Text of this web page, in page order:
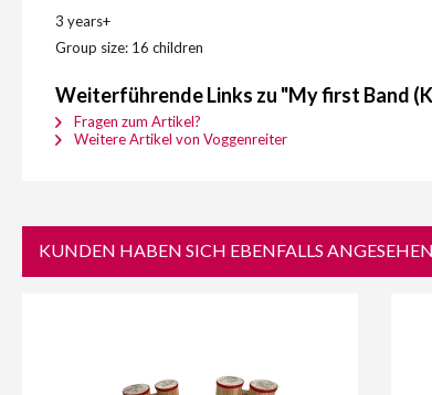
3 years+
Group size: 16 children
Weiterführende Links zu "My first Band
Fragen zum Artikel?
Weitere Artikel von Voggenreiter
KUNDEN HABEN SICH EBENFALLS ANGESEHEN